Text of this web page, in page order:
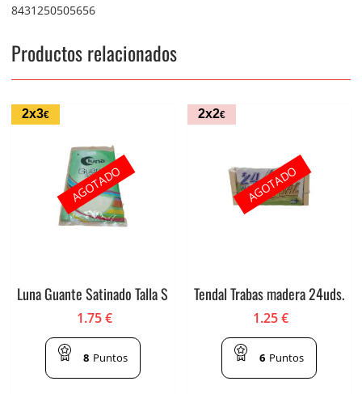
8431250505656
Productos relacionados
2x3€
Luna Guante Satinado Talla S
1.75€
8 Puntos
AGOTADO
2x2€
Tendal Trabas madera 24uds.
1.25€
6 Puntos
AGOTADO